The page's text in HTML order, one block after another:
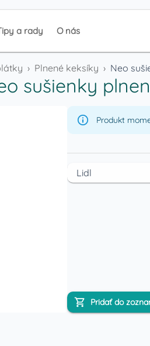
a rady O nás
› Plnené keksíky › Neo
sušienky
Produkt
Lidl
Pridať do